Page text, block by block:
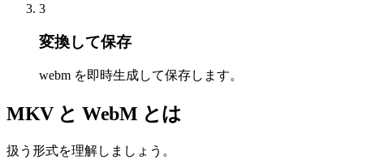
3
変換して保存
webm を即時生成して保存します。
MKV と WebM とは
扱う形式を理解しましょう。